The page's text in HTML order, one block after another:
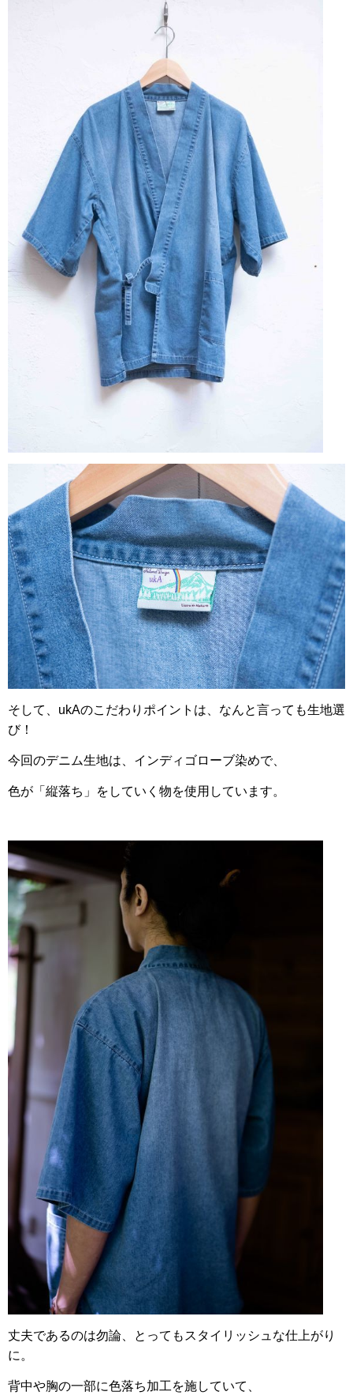
そして、ukAのこだわりポイントは、なんと言っても生地選
び！
今回のデニム生地は、インディゴローブ染めで、
色が「縦落ち」をしていく物を使用しています。
丈夫であるのは勿論、とってもスタイリッシュな仕上がり
に。
背中や胸の一部に色落ち加工を施していて、